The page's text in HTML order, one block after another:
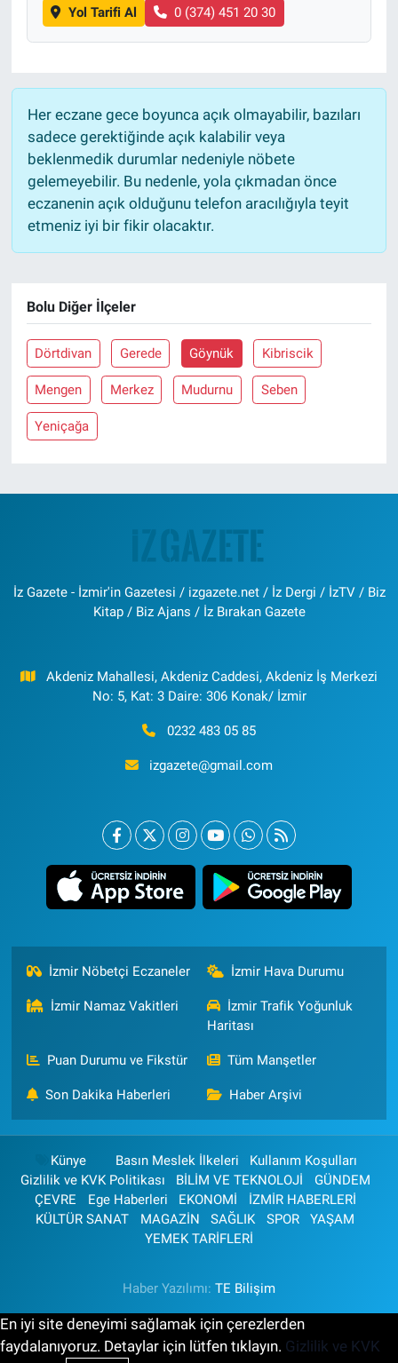
Yol Tarifi Al 0 (374) 451 20 30
Her eczane gece boyunca açık olmayabilir, bazıları
sadece gerektiğinde açık kalabilir veya
beklenmedik durumlar nedeniyle nöbete
gelemeyebilir. Bu nedenle, yola çıkmadan önce
eczanenin açık olduğunu telefon aracılığıyla teyit
etmeniz iyi bir fikir olacaktır.
Bolu Diğer İlçeler
Dörtdivan Gerede Göynük Kibriscik
Mengen Merkez Mudurnu Seben
Yeniçağa
İz Gazete - İzmir'in Gazetesi / izgazete.net / İz Dergi / İzTV / Biz
Kitap / Biz Ajans / İz Bırakan Gazete
Akdeniz Mahallesi, Akdeniz Caddesi, Akdeniz İş Merkezi
No: 5, Kat: 3 Daire: 306 Konak/ İzmir
0232 483 05 85
izgazete@gmail.com
İzmir Nöbetçi Eczaneler İzmir Hava Durumu
İzmir Namaz Vakitleri
İzmir Trafik Yoğunluk
Haritası
Puan Durumu ve Fikstür Tüm Manşetler
Son Dakika Haberleri Haber Arşivi
Künye Basın Meslek İlkeleri
Kullanım Koşulları
Gizlilik ve KVK Politikası
BİLİM VE TEKNOLOJİ
GÜNDEM
ÇEVRE
Ege Haberleri EKONOMİ
İZMİR HABERLERİ
KÜLTÜR SANAT
MAGAZİN SAĞLIK SPOR
YAŞAM
YEMEK TARİFLERİ
Haber Yazılımı: TE Bilişim
En iyi site deneyimi sağlamak için çerezlerden
faydalanıyoruz. Detaylar için lütfen tıklayın. Gizlilik ve KVK